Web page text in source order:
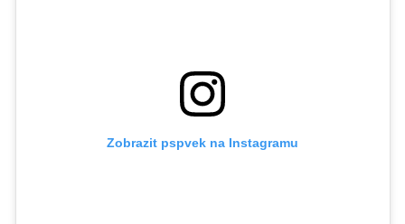
Zobrazit pspvek na Instagramu